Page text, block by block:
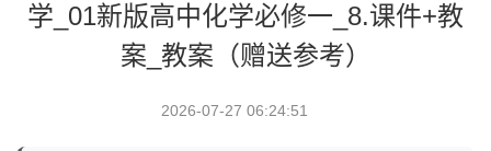
学_01新版高中化学必修一_8.课件+教
案_教案（赠送参考）
2026-07-27 06:24:51